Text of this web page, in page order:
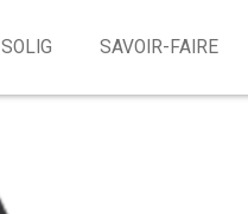
SOLIG SAVOIR-FAIRE